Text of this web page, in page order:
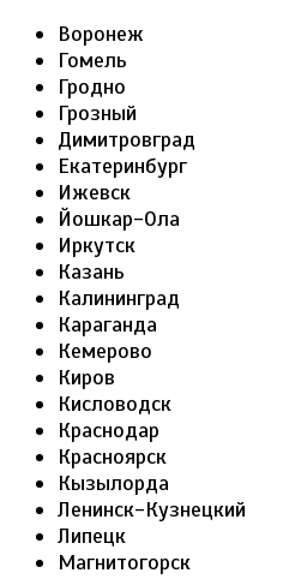
Воронеж
Гомель
Гродно
Грозный
Димитровград
Екатеринбург
Ижевск
Йошкар-Ола
Иркутск
Казань
Калининград
Караганда
Кемерово
Киров
Кисловодск
Краснодар
Красноярск
Кызылорда
Ленинск-Кузнецкий
Липецк
Магнитогорск